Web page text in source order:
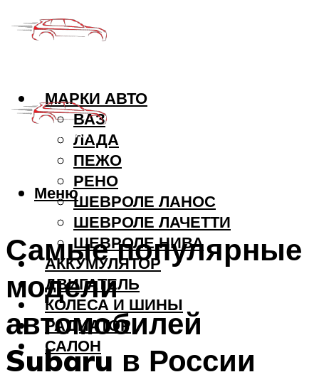
МАРКИ АВТО
ВАЗ
ЛАДА
ПЕЖО
РЕНО
ШЕВРОЛЕ ЛАНОС
ШЕВРОЛЕ ЛАЧЕТТИ
ШЕВРОЛЕ НИВА
АККУМУЛЯТОР
ДВИГАТЕЛЬ
КОЛЕСА И ШИНЫ
РАДИАТОР
САЛОН
Меню
Самые популярные
модели
автомобилей
Subaru в России